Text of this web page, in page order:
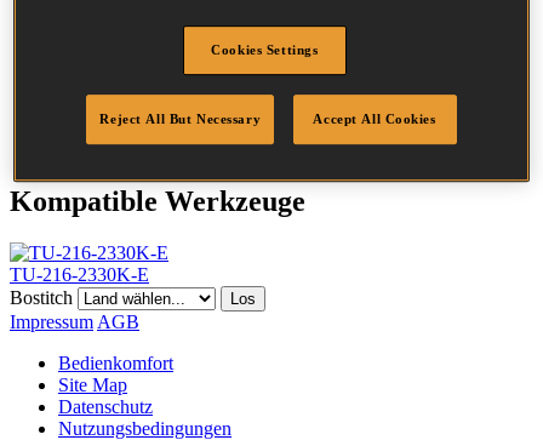
25 mm
Beschichtung
Stanox
Menge/Karton 10000
Kompatible Werkzeuge
TU-216-2330K-E
Bostitch
Los
Impressum AGB
Bedienkomfort
Site Map
Datenschutz
Nutzungsbedingungen
Cookies Settings
Reject All But Necessary Accept All Cookies